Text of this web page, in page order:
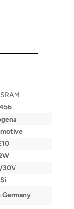
30V
Si
Germany